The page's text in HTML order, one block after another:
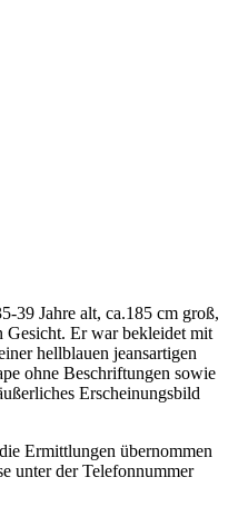
39 Jahre alt, ca.185 cm groß,
Gesicht. Er war bekleidet mit
hellblauen jeansartigen
ohne Beschriftungen sowie
Erscheinungsbild
Ermittlungen übernommen
unter der Telefonnummer